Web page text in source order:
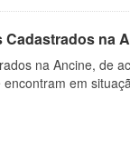
na
na Ancine, de
em